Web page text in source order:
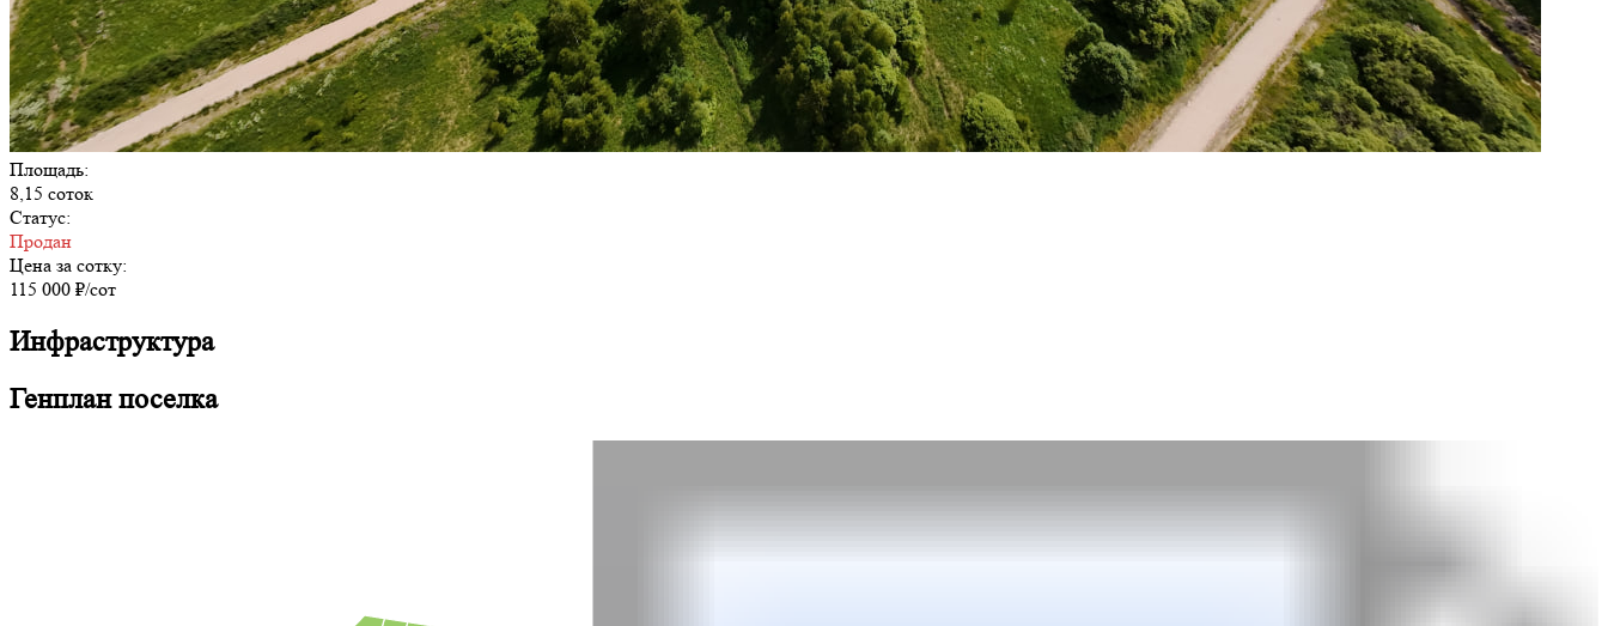
Площадь:
8,15 соток
Статус:
Продан
Цена за сотку:
115 000 ₽/сот
Инфраструктура
Генплан поселка